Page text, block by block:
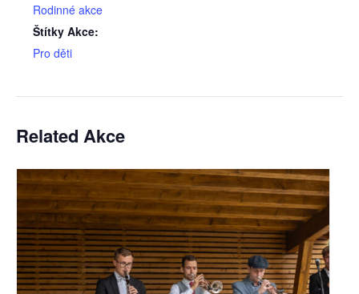
Rodinné akce
Štítky Akce:
Pro děti
Related Akce